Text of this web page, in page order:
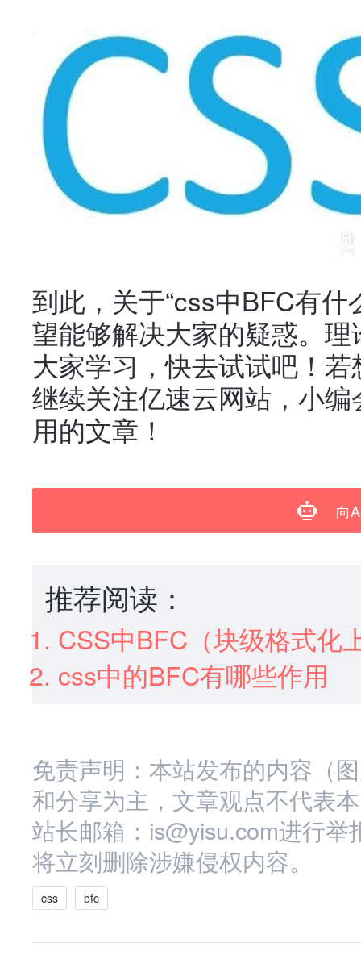
到此，关于“css中BFC有
望能够解决大家的疑惑。
大家学习，快去试试吧！
继续关注亿速云网站，小
用的文章！
向
推荐阅读：
CSS中BFC（块级格式化
css中的BFC有哪些作用
免责声明：本站发布的内容（
和分享为主，文章观点不代表
站长邮箱：is@yisu.com进行
将立刻删除涉嫌侵权内容。
css bfc